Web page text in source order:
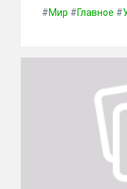
#Мир #Главное #